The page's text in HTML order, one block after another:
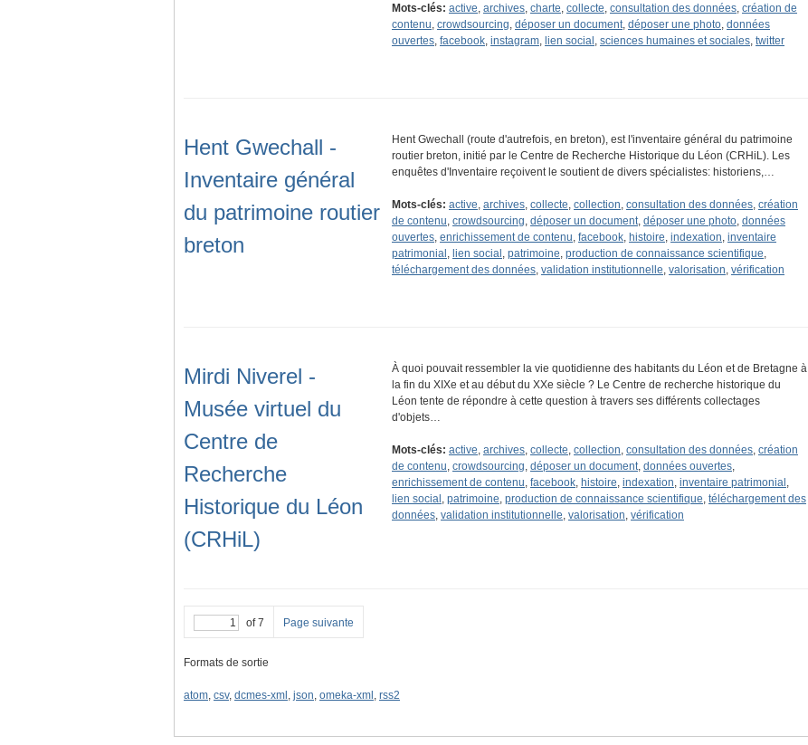
Mots-clés: active, archives, charte, collecte, consultation des données, création de
contenu, crowdsourcing, déposer un document, déposer une photo, données
ouvertes, facebook, instagram, lien social , sciences humaines et sociales, twitter
Hent Gwechall -
Inventaire général
du patrimoine routier
breton
Hent Gwechall (route d'autrefois, en breton), est l'inventaire général du patrimoine
routier breton, initié par le Centre de Recherche Historique du Léon (CRHiL). Les
enquêtes d'Inventaire reçoivent le soutient de divers spécialistes: historiens,…
Mots-clés: active, archives, collecte, collection, consultation des données, création
de contenu, crowdsourcing, déposer un document, déposer une photo, données
ouvertes, enrichissement de contenu, facebook, histoire, indexation, inventaire
patrimonial , lien social , patrimoine, production de connaissance scientifique,
téléchargement des données, validation institutionnelle, valorisation, vérification
Mirdi Niverel -
Musée virtuel du
Centre de
Recherche
Historique du Léon
(CRHiL)
À quoi pouvait ressembler la vie quotidienne des habitants du Léon et de Bretagne à
la fin du XIXe et au début du XXe siècle ? Le Centre de recherche historique du
Léon tente de répondre à cette question à travers ses différents collectages
d'objets…
Mots-clés: active, archives, collecte, collection, consultation des données, création
de contenu, crowdsourcing, déposer un document, données ouvertes,
enrichissement de contenu, facebook, histoire, indexation, inventaire patrimonial ,
lien social , patrimoine, production de connaissance scientifique, téléchargement des
données, validation institutionnelle, valorisation, vérification
of 7 Page suivante
Formats de sortie
atom, csv, dcmes-xml , json, omeka-xml , rss2